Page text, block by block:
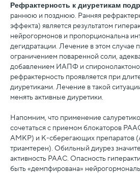
Рефрактерность к диуретикам
раннюю и позднюю. Ранняя
эффекта) является результатом
нейрогормонов и пропорциональна
дегидратации. Лечение в этом случае
ограничением поваренной соли,
добавлением ИАПФ и
рефрактерность проявляется при
диуретиками. Лечение в такой
менять активные диуретики.
Напомним, что применение
сочетаться с приемом блокаторов
АМКР) и К-сберегающих препаратов
триамтерен). Обильный диурез
активность РААС. Опасность
быть «демпфирована»